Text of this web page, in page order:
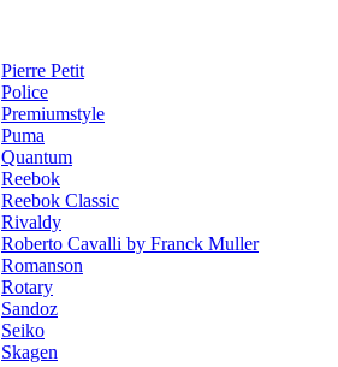
Pierre Petit
Police
Premiumstyle
Puma
Quantum
Reebok
Reebok Classic
Rivaldy
Roberto Cavalli by Franck Muller
Romanson
Rotary
Sandoz
Seiko
Skagen